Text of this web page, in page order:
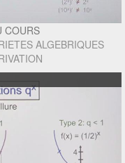
COURS
ALGEBRIQUES